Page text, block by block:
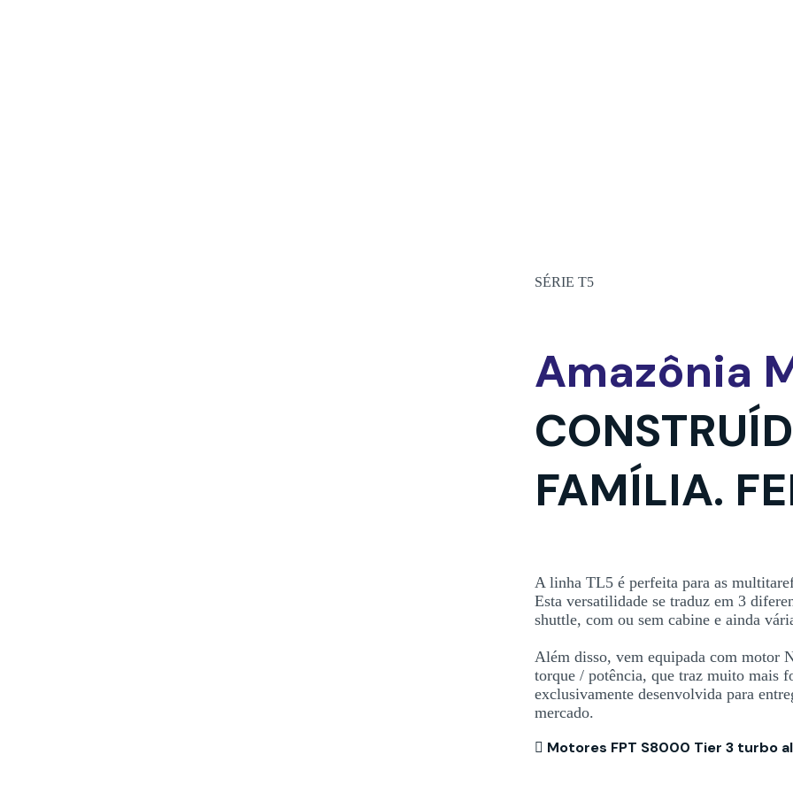
SÉRIE T5
Amazônia
FAMÍLIA.
A linha TL5 é perfeita para as
Esta versatilidade se traduz em 3
shuttle, com ou sem cabine e ainda
Além disso, vem equipada com motor
torque / potência, que traz muito mais
exclusivamente desenvolvida para
mercado.
Motores FPT S8000 Tier 3 turbo